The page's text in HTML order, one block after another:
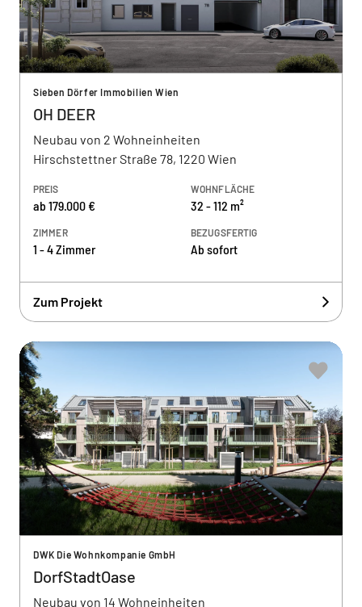
Sieben Dörfer Immobilien Wien
OH DEER
Neubau von 2 Wohneinheiten
Hirschstettner Straße 78, 1220 Wien
PREIS
ab 179.000 €
WOHNFLÄCHE
32 - 112 m²
ZIMMER
1 - 4 Zimmer
BEZUGSFERTIG
Ab sofort
Zum Projekt
DWK Die Wohnkompanie GmbH
DorfStadtOase
Neubau von 14 Wohneinheiten